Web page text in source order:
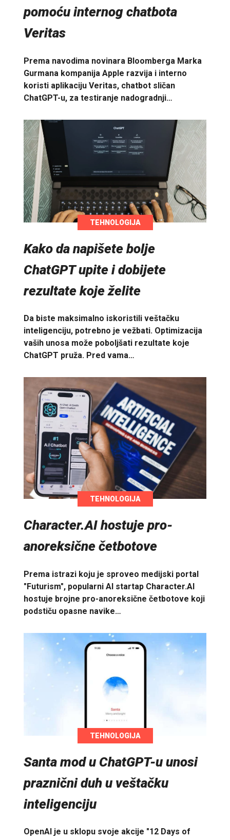
pomoću internog chatbota
Veritas
Prema navodima novinara Bloomberga Marka
Gurmana kompanija Apple razvija i interno
koristi aplikaciju Veritas, chatbot sličan
ChatGPT-u, za testiranje nadogradnji…
TEHNOLOGIJA
Kako da napišete bolje
ChatGPT upite i dobijete
rezultate koje želite
Da biste maksimalno iskoristili veštačku
inteligenciju, potrebno je vežbati. Optimizacija
vaših unosa može poboljšati rezultate koje
ChatGPT pruža. Pred vama…
TEHNOLOGIJA
Character.AI hostuje pro-
anoreksične četbotove
Prema istrazi koju je sproveo medijski portal
"Futurism", popularni AI startap Character.AI
hostuje brojne pro-anoreksične četbotove koji
podstiču opasne navike…
TEHNOLOGIJA
Santa mod u ChatGPT-u unosi
praznični duh u veštačku
inteligenciju
OpenAI je u sklopu svoje akcije "12 Days of